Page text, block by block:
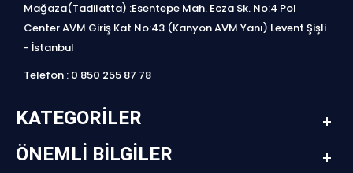
Mağaza(Tadilatta) :Esentepe Mah. Ecza Sk. No:4 Pol
Center AVM Giriş Kat No:43 (Kanyon AVM Yanı) Levent Şişli
- İstanbul
Telefon : 0 850 255 87 78
KATEGORILER
ÖNEMLI BILGILER